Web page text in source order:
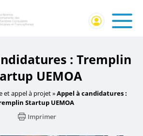
: Tremplin
UEMOA
et appel à projet»Appel à candidatures :
Startup UEMOA
Imprimer